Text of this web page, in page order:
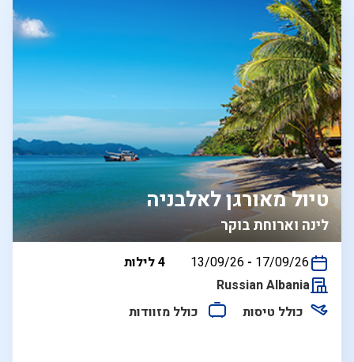
לינה וארוחת בוקר
טיול מאורגן לאלבניה
בין
13/09/26 - 17/09/26
4 לילות
Russian Albania
כולל טיסות
כולל מזוודות